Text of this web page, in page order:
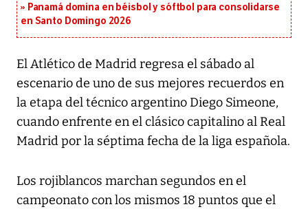
Panamá domina en béisbol y sóftbol para consolidarse
en Santo Domingo 2026
El Atlético de Madrid regresa el sábado al
escenario de uno de sus mejores recuerdos en
la etapa del técnico argentino Diego Simeone,
cuando enfrente en el clásico capitalino al Real
Madrid por la séptima fecha de la liga española.
Los rojiblancos marchan segundos en el
campeonato con los mismos 18 puntos que el